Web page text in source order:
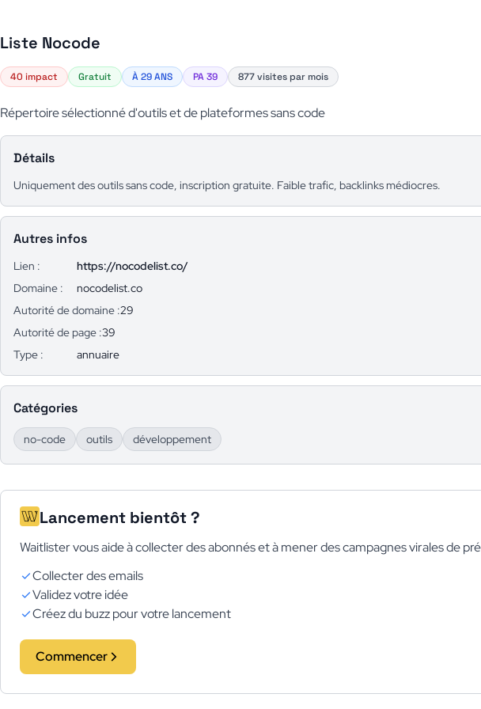
Liste Nocode
40 impact Gratuit À 29 ANS PA 39 877 visites par mois
Répertoire sélectionné d'outils et de plateformes sans code
Détails
Uniquement des outils sans code, inscription gratuite. Faible trafic, backlinks médiocres.
Autres infos
Lien :
https://nocodelist.co/
Domaine :
nocodelist.co
Autorité de domaine :29
Autorité de page :39
Type :
annuaire
Catégories
no-code outils développement
Lancement bientôt ?
Waitlister vous aide à collecter des abonnés et à mener des campagnes virales de
Collecter des emails
Validez votre idée
Créez du buzz pour votre lancement
Commencer